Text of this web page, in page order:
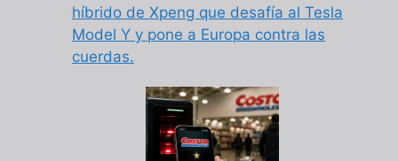
híbrido de Xpeng que desafía al Tesla
Model Y y pone a Europa contra las
cuerdas.